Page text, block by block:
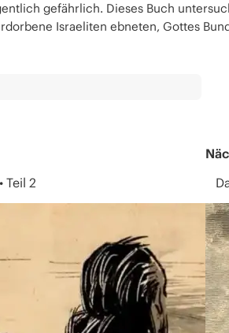
gefährlich. Dieses Buch
Israeliten ebneten, Gottes
Teil 2